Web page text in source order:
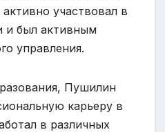
участвовал в
и был активным
управления.
Пушилин
карьеру в
в различных